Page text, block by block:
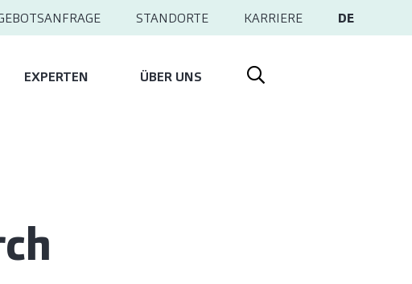
STANDORTE KARRIERE DE
EXPERTEN ÜBER UNS